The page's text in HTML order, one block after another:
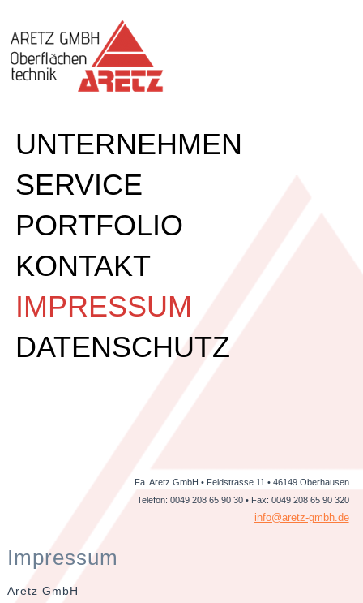
UNTERNEHMEN
SERVICE
PORTFOLIO
KONTAKT
IMPRESSUM
DATENSCHUTZ
Fa. Aretz GmbH • Feldstrasse 11 • 46149 Oberhausen
Telefon: 0049 208 65 90 30 • Fax: 0049 208 65 90 320
info@aretz-gmbh.de
Impressum
Aretz GmbH